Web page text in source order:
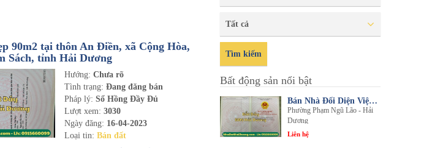
90m2 tại thôn An Điền, xã Cộng Hòa,
Sách, tỉnh Hải Dương
Hướng:Chưa rõ
Tình trạng:Đang đăng bán
Pháp lý: Sổ Hồng Đầy Đủ
Lượt xem:3030
Ngày đăng: 16-04-2023
Loại tin:Bán đất
Tất cả
Tìm kiếm
Bất động sản nổi bật
Bán Nhà Đối Diện Viện Đa Khoa Hải Dương - Nội Thất Sang Trọng, Tiện Nghi
Phường Phạm Ngũ Lão - Hải
Dương
Liên hệ